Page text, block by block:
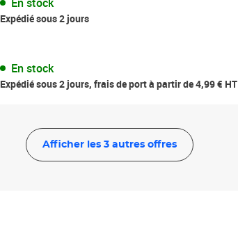
Expédié sous 2 jours
En stock
Expédié sous 2 jours, frais de port à partir de 4,99 € HT
Afficher les 3 autres offres